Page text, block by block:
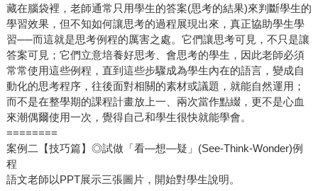
藏在腦袋裡，老師通常只用學生的答案(思考的結果)來判斷學生的
學習效果，但不知如何讓思考的過程展現出來，真正協助學生學
習──而這就是思考例程的厲害之處。它們讓思考可見，不只是讓
答案可見；它們立意培養好思考、會思考的學生，因此老師必須
常常使用這些例程，直到這些步驟成為學生內在的語言，變成自
動化的思考程序，往後面對相關的素材或議題，就能自然運用；
而不是在整學期的課程計畫放上一、兩次當作點綴，更不是心血
來潮偶爾使用一次，覺得自己和學生很快就能學會。
========
案例二【技巧篇】◎試做「看—想—疑」(See-Think-Wonder)例
程
語文老師以PPT展示三張圖片，開始對學生說明。